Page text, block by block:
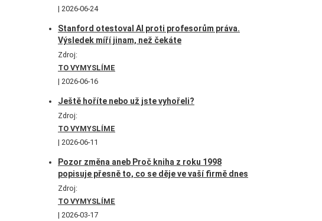
2026-06-24
Stanford otestoval AI proti profesorům práva.
Výsledek míří jinam, než čekáte
Zdroj:
TO VYMYSLÍME
2026-06-16
Ještě hoříte nebo už jste vyhořeli?
Zdroj:
TO VYMYSLÍME
2026-06-11
Pozor změna aneb Proč kniha z roku 1998
popisuje přesně to, co se děje ve vaší firmě dnes
Zdroj:
TO VYMYSLÍME
2026-03-17